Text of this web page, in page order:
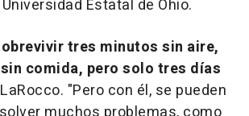
Estatal de Ohio.
tres minutos sin aire,
comida, pero solo tres días
"Pero con él, se pueden